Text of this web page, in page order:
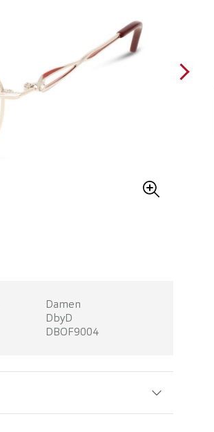
Damen
DbyD
DBOF9004